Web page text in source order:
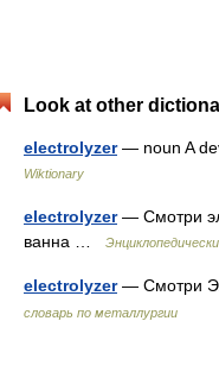
Look at other
electrolyzer— noun A
Wiktionary
electrolyzer— Смотри
ванна …
electrolyzer— Смотри
словарь по металлургии